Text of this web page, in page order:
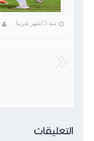
منذ 5 أشهر تقريبا
التعليقات